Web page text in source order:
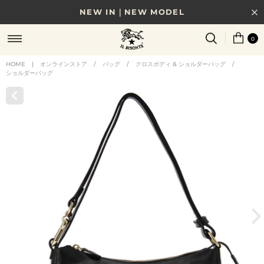
NEW IN｜NEW MODEL
8/17(月)10時まで｜税込11,000円以上で送料無料
贈る相手やシーンから選べる、新しいギフトガイド
0
HOME | オンラインストア / バッグ / クロスボディ & ショルダーバッグ
/
ショルダーバッグ